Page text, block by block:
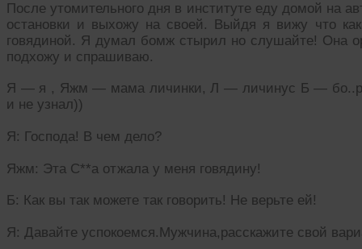
После утомительного дня в институте еду домой на
остановки и выхожу на своей. Выйдя я вижу что
говядиной. Я думал бомж стырил но слушайте! Она
подхожу и спрашиваю.
Я — я , Яжм — мама личинки, Л — личинус Б —
и не узнал))
Я: Господа! В чем дело?
Яжм: Эта С**а отжала у меня говядину!
Б: Как вы так можете так говорить! Не верьте ей!
Я: Давайте успокоемся.Мужчина,расскажите свой